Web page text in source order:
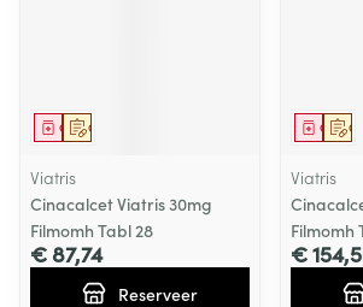
Op voorschrift
Geneesmiddel
Viatris
Cinacalcet Viatris 30mg
Filmomh Tabl 28
€ 87,74
Reserveer
Viatris
Filmomh
€